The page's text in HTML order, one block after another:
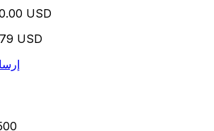
USD
USD